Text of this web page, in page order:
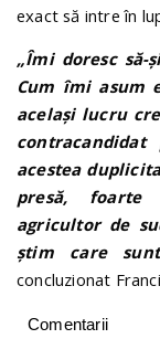
exact să intre în
„Îmi doresc să-
Cum îmi asum
același lucru
acestea
presă, foarte
agricultor de
știm care
concluzionat
Comentarii